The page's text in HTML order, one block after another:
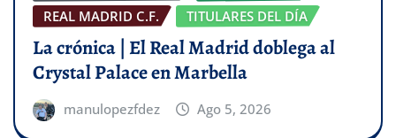
REAL MADRID C.F.
TITULARES DEL DÍA
La crónica | El Real Madrid doblega al
Crystal Palace en Marbella
manulopezfdez Ago 5, 2026